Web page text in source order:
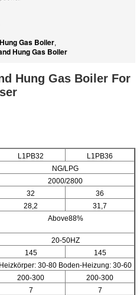
Gas Boiler,
Hung Gas Boiler
Hung Gas Boiler For
L1PB32
L1PB36
NG/LPG
2000/2800
32
36
28,2
31,7
Above88%
20-50HZ
145
145
Heizkörper: 30-80 Boden-Heizung: 30-60
200-300
200-300
7
7